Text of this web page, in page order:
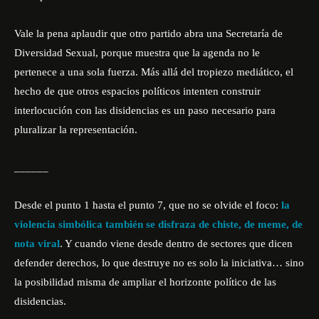
Vale la pena aplaudir que otro partido abra una Secretaría de
Diversidad Sexual, porque muestra que la agenda no le
pertenece a una sola fuerza. Más allá del tropiezo mediático, el
hecho de que otros espacios políticos intenten construir
interlocución con las disidencias es un paso necesario para
pluralizar la representación.
Desde el punto 1 hasta el punto 7, que no se olvide el foco: la
violencia simbólica también se disfraza de chiste, de meme, de
nota viral. Y cuando viene desde dentro de sectores que dicen
defender derechos, lo que destruye no es solo la iniciativa… sino
la posibilidad misma de ampliar el horizonte político de las
disidencias.